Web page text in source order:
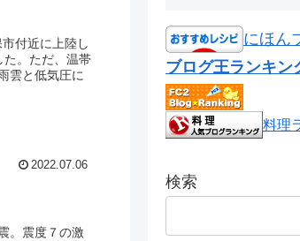
付近に上陸し
た。ただ、温帯
雲と低気圧に
2022.07.06
。震度７の激
にほん
ブログ王ランキン
料理
検索